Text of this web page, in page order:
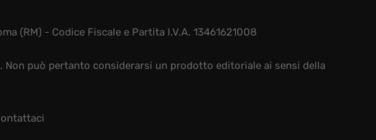
(RM) - Codice Fiscale e Partita I.V.A. 13461621008
può pertanto considerarsi un prodotto editoriale ai sensi della